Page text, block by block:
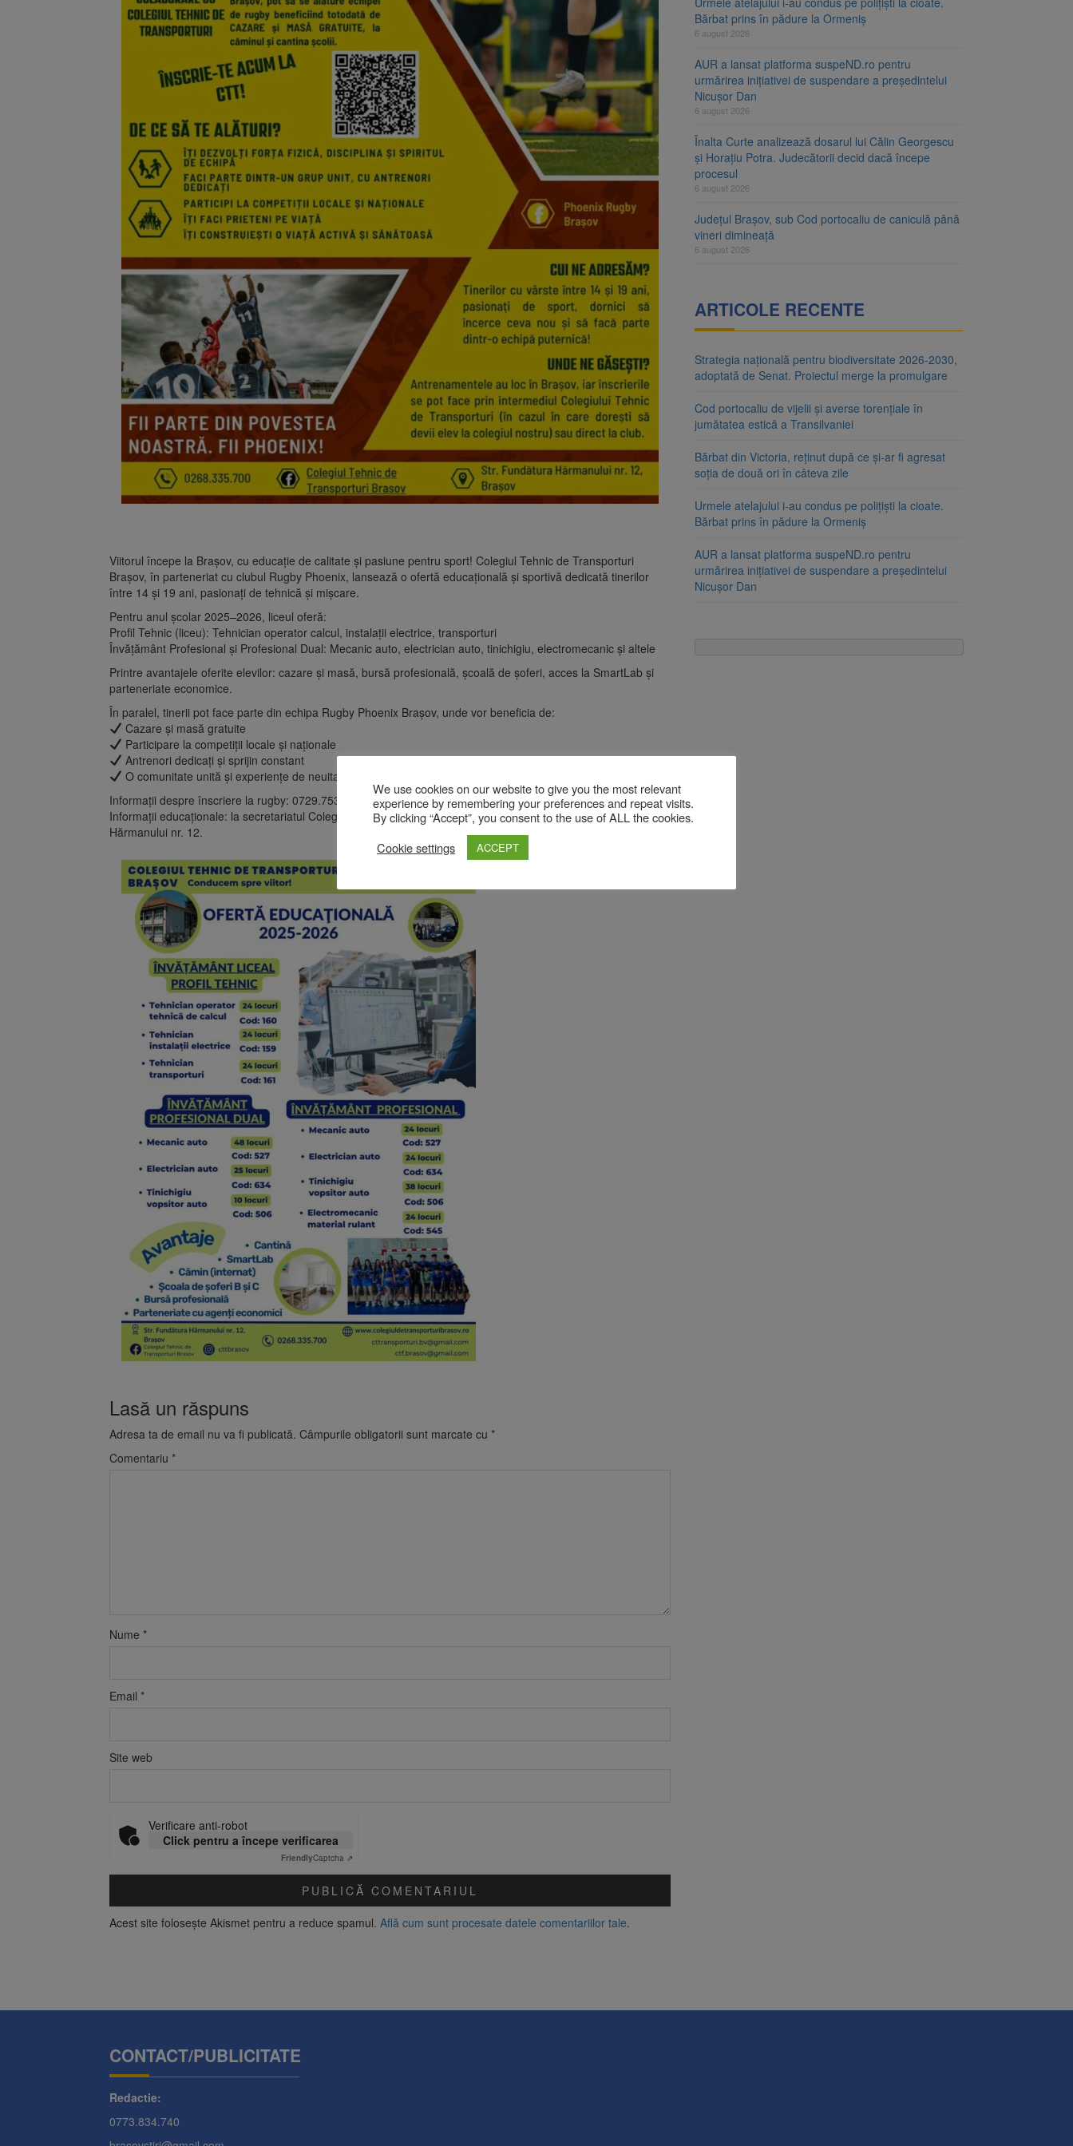
Viitorul începe la Brașov, cu educație de calitate și pasiune pentru sport! Colegiul Tehnic de Transporturi
Brașov, în parteneriat cu clubul Rugby Phoenix, lansează o ofertă educațională și sportivă dedicată tinerilor
între 14 și 19 ani, pasionați de tehnică și mișcare.
Pentru anul școlar 2025–2026, liceul oferă:
Profil Tehnic (liceu): Tehnician operator calcul, instalații electrice, transporturi
Învățământ Profesional și Profesional Dual: Mecanic auto, electrician auto, tinichigiu, electromecanic și altele
Printre avantajele oferite elevilor: cazare și masă, bursă profesională, școală de șoferi, acces la SmartLab și
parteneriate economice.
În paralel, tinerii pot face parte din echipa Rugby Phoenix Brașov, unde vor beneficia de:
Cazare și masă gratuite
Participare la competiții locale și naționale
Antrenori dedicați și sprijin constant
O comunitate unită și experiențe de neuitat
Informații despre înscriere la rugby: 0729.753.499
Informații educaționale: la secretariatul Colegiului Tehnic de Transporturi Brașov – Strada Fundătura
Hărmanului nr. 12.
Lasă un răspuns
Adresa ta de email nu va fi publicată. Câmpurile obligatorii sunt marcate cu *
Comentariu *
Nume *
Email *
Site web
Verificare anti-robot
Click pentru a începe verificarea
FriendlyCaptcha ⇗
Acest site folosește Akismet pentru a reduce spamul. Află cum sunt procesate datele comentariilor tale.
Bărbat prins în pădure la Ormeniș
6 august 2026
AUR a lansat platforma suspeND.ro pentru
urmărirea inițiativei de suspendare a președintelui
Nicușor Dan
6 august 2026
Înalta Curte analizează dosarul lui Călin Georgescu
și Horațiu Potra. Judecătorii decid dacă începe
procesul
6 august 2026
Județul Brașov, sub Cod portocaliu de caniculă până
vineri dimineață
6 august 2026
ARTICOLE RECENTE
Strategia națională pentru biodiversitate 2026-2030,
adoptată de Senat. Proiectul merge la promulgare
Cod portocaliu de vijelii și averse torențiale în
jumătatea estică a Transilvaniei
Bărbat din Victoria, reținut după ce și-ar fi agresat
soția de două ori în câteva zile
Urmele atelajului i-au condus pe polițiști la cioate.
Bărbat prins în pădure la Ormeniș
AUR a lansat platforma suspeND.ro pentru
urmărirea inițiativei de suspendare a președintelui
Nicușor Dan
CONTACT/PUBLICITATE
Redactie:
0773.834.740
We use cookies on our website to give you the most relevant
experience by remembering your preferences and repeat visits.
By clicking “Accept”, you consent to the use of ALL the cookies.
Cookie settings
ACCEPT